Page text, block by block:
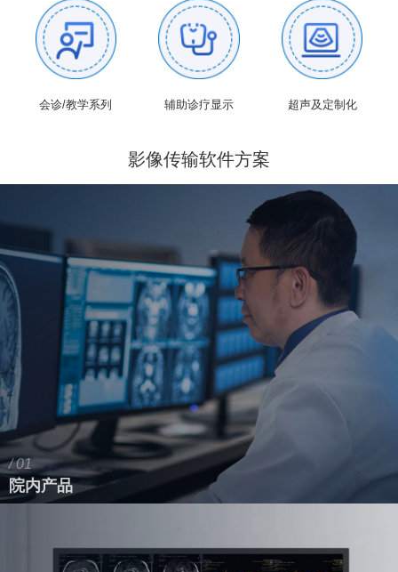
会诊/教学系列 辅助诊疗显示 超声及定制化
影像传输软件方案
/ 01
院内产品